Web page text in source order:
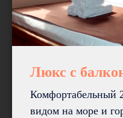
Люкс c
Комфортабельный
видом на море и